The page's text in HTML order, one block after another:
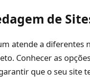
de
atende a diferentes
Conhecer as
que o seu site